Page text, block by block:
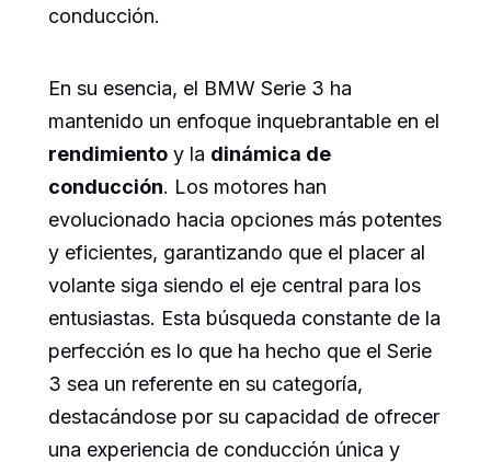
conducción.
En su esencia, el BMW Serie 3 ha
mantenido un enfoque inquebrantable en el
rendimiento y la dinámica de
conducción. Los motores han
evolucionado hacia opciones más potentes
y eficientes, garantizando que el placer al
volante siga siendo el eje central para los
entusiastas. Esta búsqueda constante de la
perfección es lo que ha hecho que el Serie
3 sea un referente en su categoría,
destacándose por su capacidad de ofrecer
una experiencia de conducción única y